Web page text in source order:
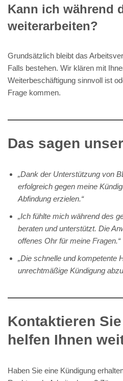
Kann ich während
weiterarbeiten?
Grundsätzlich bleibt das
Falls bestehen. Wir klären mit
Weiterbeschäftigung sinnvoll ist
Frage kommen.
Das sagen
„Dank der Unterstützung von
erfolgreich gegen meine
Abfindung erzielen.“
„Ich fühlte mich während des
beraten und unterstützt. Die
offenes Ohr für meine Fragen.“
„Die schnelle und kompetente
unrechtmäßige Kündigung
Kontaktieren
helfen Ihnen
Haben Sie eine Kündigung